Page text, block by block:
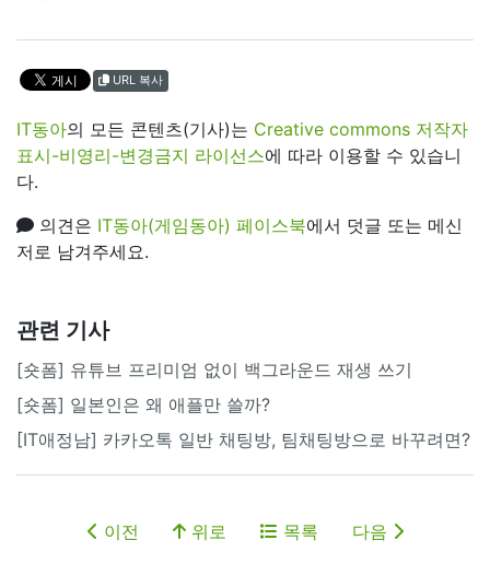
URL 복사
IT동아의 모든 콘텐츠(기사)는 Creative commons 저작자
표시-비영리-변경금지 라이선스에 따라 이용할 수 있습니
다.
의견은 IT동아(게임동아) 페이스북에서 덧글 또는 메신
저로 남겨주세요.
관련 기사
[숏폼] 유튜브 프리미엄 없이 백그라운드 재생 쓰기
[숏폼] 일본인은 왜 애플만 쓸까?
[IT애정남] 카카오톡 일반 채팅방, 팀채팅방으로 바꾸려면?
이전 위로 목록 다음